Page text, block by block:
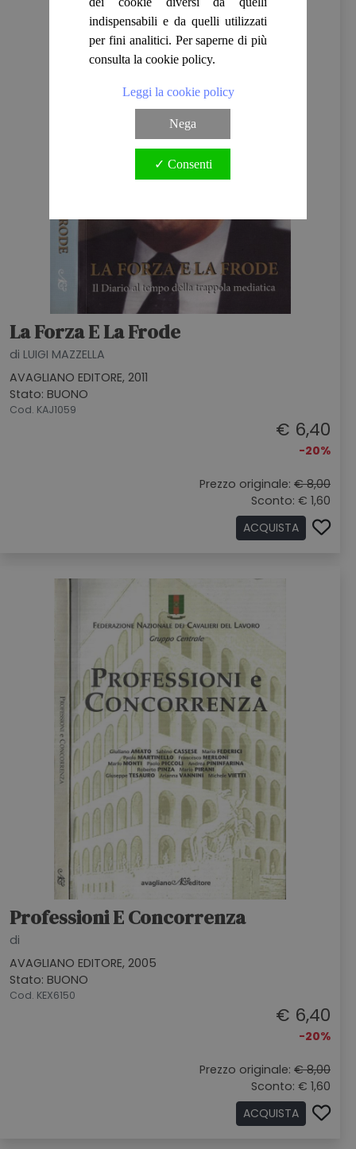
La Forza E La Frode
di LUIGI MAZZELLA
AVAGLIANO EDITORE, 2011
Stato: BUONO
Cod. KAJ1059
€ 6,40
-20%
Prezzo originale: € 8,00
Sconto: € 1,60
ACQUISTA
Professioni E Concorrenza
di
AVAGLIANO EDITORE, 2005
Stato: BUONO
Cod. KEX6150
€ 6,40
-20%
Prezzo originale: € 8,00
Sconto: € 1,60
ACQUISTA
indispensabili e da quelli utilizzati
per fini analitici. Per saperne di più
consulta la cookie policy.
Leggi la cookie policy
Nega
✓ Consenti